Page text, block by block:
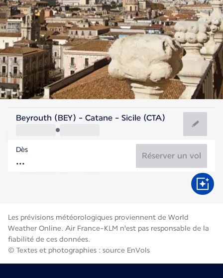
Italie
Catane
Italie
Durée du vol
Beyrouth (BEY) - Catane - Sicile (CTA)
Dès
Réserver un vol
Les prévisions météorologiques proviennent de World
Weather Online. Air France-KLM n'est pas responsable de la
fiabilité de ces données.
© Textes et photographies : source EnVols